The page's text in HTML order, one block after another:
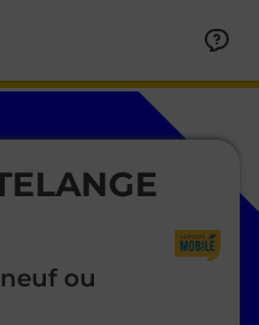
ou
onglet